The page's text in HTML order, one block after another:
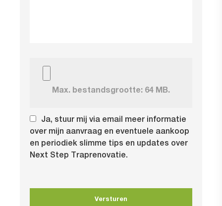
Max. bestandsgrootte: 64 MB.
Ja, stuur mij via email meer informatie
over mijn aanvraag en eventuele aankoop
en periodiek slimme tips en updates over
Next Step Traprenovatie.